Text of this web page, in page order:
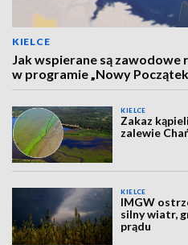
KIELCE
Jak wspierane są zawodowe
w programie „Nowy
KIELCE
Zakaz
zalewie
KIELCE
IMGW
silny wiatr,
prądu